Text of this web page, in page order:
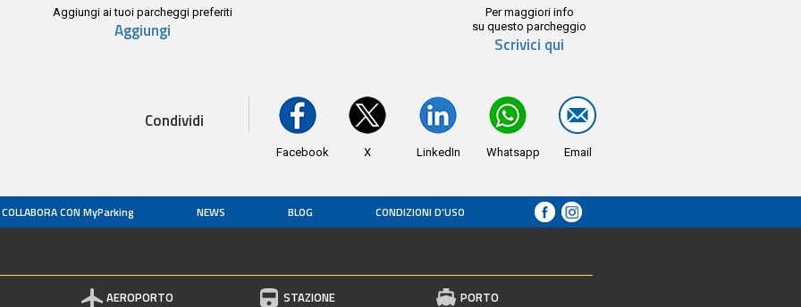
Aggiungi ai tuoi parcheggi preferiti
Aggiungi
Per maggiori info
su questo parcheggio
Scrivici qui
Condividi
Facebook X LinkedIn Whatsapp Email
COLLABORA CON MyParking NEWS BLOG CONDIZIONI D’USO
AEROPORTO STAZIONE PORTO